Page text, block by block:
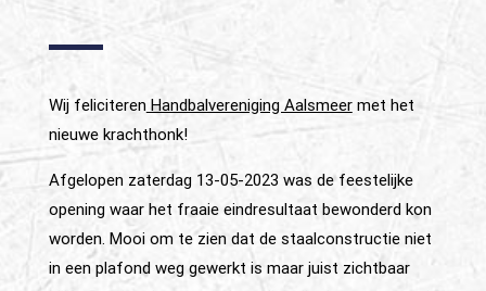
Wij feliciteren Handbalvereniging Aalsmeermet het
nieuwe krachthonk!
Afgelopen zaterdag 13-05-2023 was de feestelijke
opening waar het fraaie eindresultaat bewonderd kon
worden. Mooi om te zien dat de staalconstructie niet
in een plafond weg gewerkt is maar juist zichtbaar